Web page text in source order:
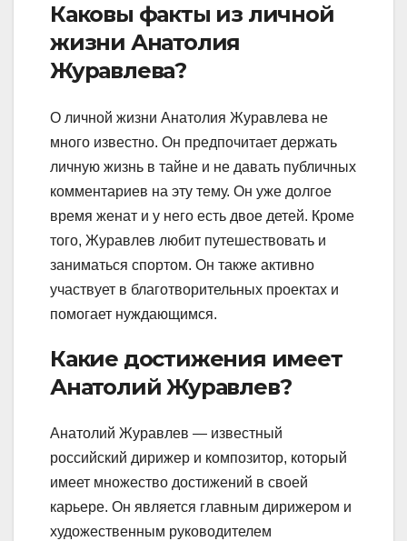
Каковы факты из личной
жизни Анатолия
Журавлева?
О личной жизни Анатолия Журавлева не
много известно. Он предпочитает держать
личную жизнь в тайне и не давать публичных
комментариев на эту тему. Он уже долгое
время женат и у него есть двое детей. Кроме
того, Журавлев любит путешествовать и
заниматься спортом. Он также активно
участвует в благотворительных проектах и
помогает нуждающимся.
Какие достижения имеет
Анатолий Журавлев?
Анатолий Журавлев — известный
российский дирижер и композитор, который
имеет множество достижений в своей
карьере. Он является главным дирижером и
художественным руководителем